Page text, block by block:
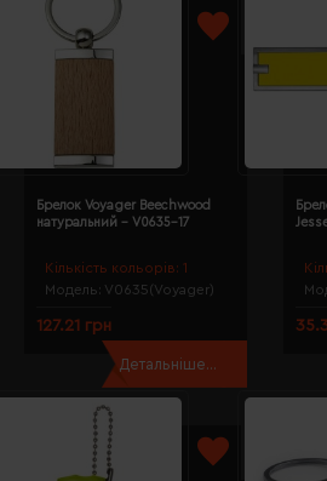
Кількість кольорів: 1
Модель: V0635(Voyager)
Брелок Voyager Beechwood
натуральний - V0635-17
127.21 грн
Детальніше...